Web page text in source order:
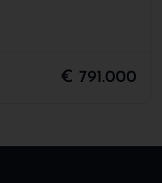
€ 791.000